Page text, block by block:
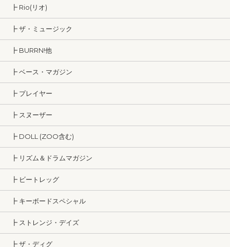
┣ Rio(リオ)
┣ ザ・ミュージック
┣ BURRN!他
┣ ベース・マガジン
┣ プレイヤー
┣ スヌーザー
┣ DOLL (ZOO含む)
┣ リズム＆ドラムマガジン
┣ ビートレッグ
┣ キーボードスペシャル
┣ ストレンジ・デイズ
┣ ザ・ディグ